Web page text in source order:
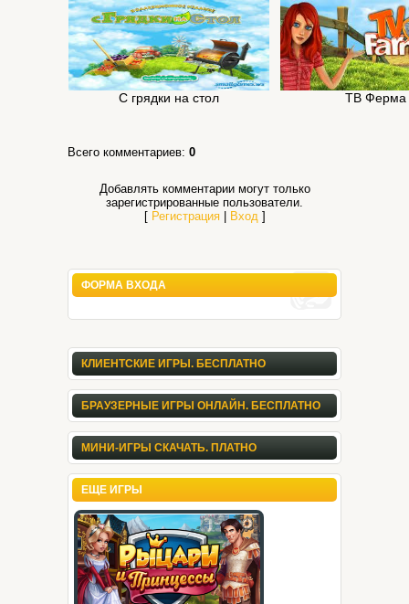
С грядки на стол ТВ Ферма
Всего комментариев: 0
Добавлять комментарии могут только
зарегистрированные пользователи.
[ Регистрация| Вход]
ФОРМА ВХОДА
КЛИЕНТСКИЕ ИГРЫ. БЕСПЛАТНО
БРАУЗЕРНЫЕ ИГРЫ ОНЛАЙН. БЕСПЛАТНО
МИНИ-ИГРЫ СКАЧАТЬ. ПЛАТНО
ЕЩЕ ИГРЫ